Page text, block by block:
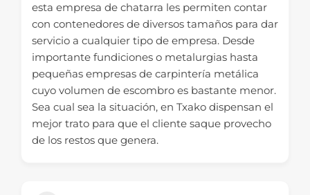
esta empresa de chatarra les permiten contar
con contenedores de diversos tamaños para dar
servicio a cualquier tipo de empresa. Desde
importante fundiciones o metalurgias hasta
pequeñas empresas de carpintería metálica
cuyo volumen de escombro es bastante menor.
Sea cual sea la situación, en Txako dispensan el
mejor trato para que el cliente saque provecho
de los restos que genera.